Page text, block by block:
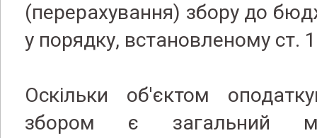
(перерахування) збору до
у порядку, встановленому ст.
Оскільки об'єктом
збором є загальний